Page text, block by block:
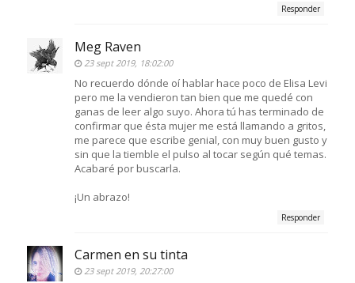
Responder
Meg Raven
23 sept 2019, 18:02:00
No recuerdo dónde oí hablar hace poco de Elisa Levi
pero me la vendieron tan bien que me quedé con
ganas de leer algo suyo. Ahora tú has terminado de
confirmar que ésta mujer me está llamando a gritos,
me parece que escribe genial, con muy buen gusto y
sin que la tiemble el pulso al tocar según qué temas.
Acabaré por buscarla.
¡Un abrazo!
Responder
Carmen en su tinta
23 sept 2019, 20:27:00